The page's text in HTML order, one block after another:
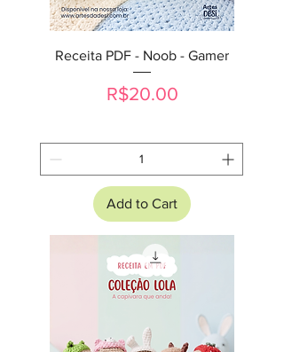
Receita PDF - Noob - Gamer
Price
R$20.00
Add to Cart